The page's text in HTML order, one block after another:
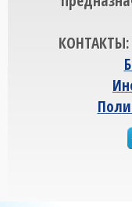
КОНТАКТЫ: